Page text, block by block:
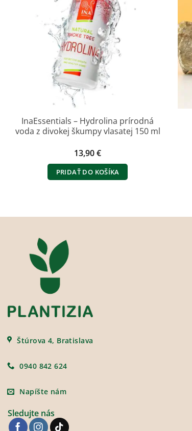
InaEssentials – Hydrolina prírodná
voda z divokej škumpy vlasatej 150 ml
13,90€
PRIDAŤ DO KOŠÍKA
Štúrova 4, Bratislava
0940 842 624
Napíšte nám
Sledujte nás